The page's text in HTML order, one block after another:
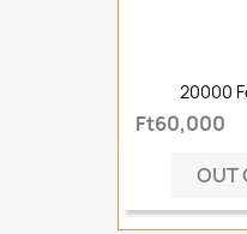
20000
Ft60,000
OUT